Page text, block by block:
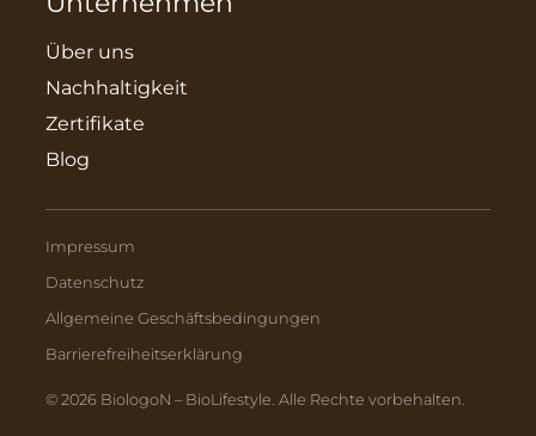
Über uns
Nachhaltigkeit
Zertifikate
Blog
Impressum
Datenschutz
Allgemeine Geschäftsbedingungen
Barrierefreiheitserklärung
© 2026 BiologoN – BioLifestyle. Alle Rechte vorbehalten.